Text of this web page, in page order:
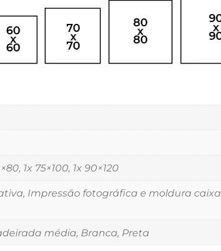
1x 75×100, 1x 90×120
Impressão fotográfica e moldura caixa
média, Branca, Preta